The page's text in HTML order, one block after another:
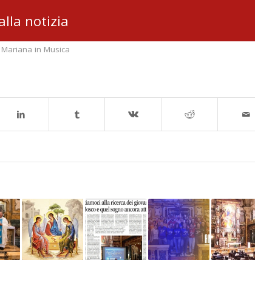
notizia
in Musica